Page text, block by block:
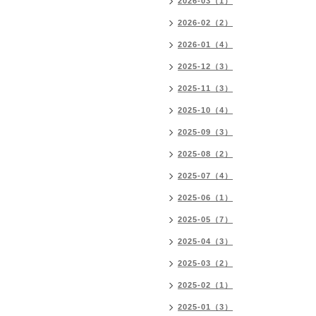
2026-02（2）
2026-01（4）
2025-12（3）
2025-11（3）
2025-10（4）
2025-09（3）
2025-08（2）
2025-07（4）
2025-06（1）
2025-05（7）
2025-04（3）
2025-03（2）
2025-02（1）
2025-01（3）